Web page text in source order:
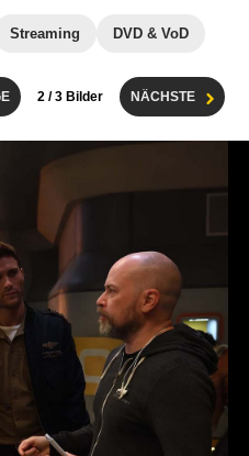
Streaming DVD & VoD
2 / 3 Bilder NÄCHSTE